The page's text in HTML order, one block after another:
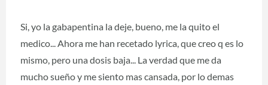
Si, yo la gabapentina la deje, bueno, me la quito el
medico... Ahora me han recetado lyrica, que creo q es lo
mismo, pero una dosis baja... La verdad que me da
mucho sueño y me siento mas cansada, por lo demas